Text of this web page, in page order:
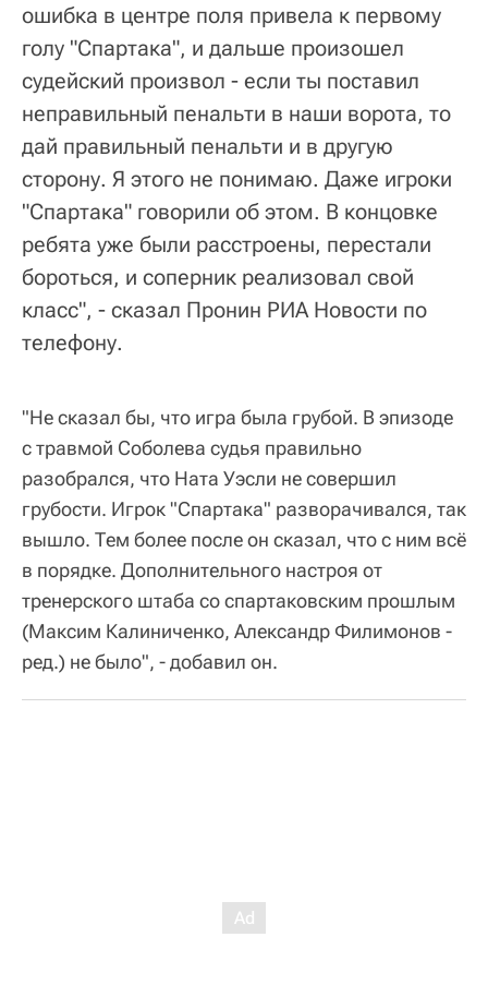
ошибка в центре поля привела к первому
голу "Спартака", и дальше произошел
судейский произвол - если ты поставил
неправильный пенальти в наши ворота, то
дай правильный пенальти и в другую
сторону. Я этого не понимаю. Даже игроки
"Спартака" говорили об этом. В концовке
ребята уже были расстроены, перестали
бороться, и соперник реализовал свой
класс", - сказал Пронин РИА Новости по
телефону.
"Не сказал бы, что игра была грубой. В эпизоде
с травмой Соболева судья правильно
разобрался, что Ната Уэсли не совершил
грубости. Игрок "Спартака" разворачивался, так
вышло. Тем более после он сказал, что с ним всё
в порядке. Дополнительного настроя от
тренерского штаба со спартаковским прошлым
(Максим Калиниченко, Александр Филимонов -
ред.) не было", - добавил он.